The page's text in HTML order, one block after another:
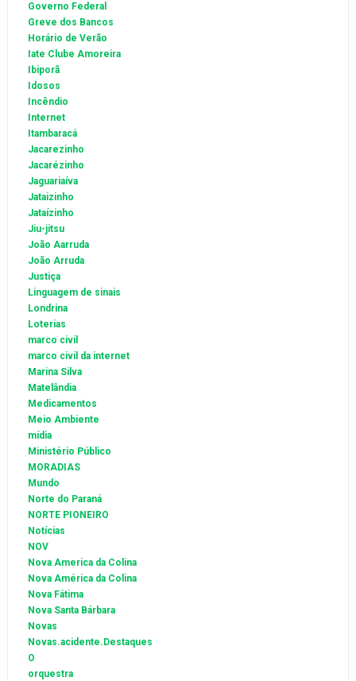
Governo Federal
Greve dos Bancos
Horário de Verão
Iate Clube Amoreira
Ibiporã
Idosos
Incêndio
Internet
Itambaracá
Jacarezinho
Jacarézinho
Jaguariaíva
Jataizinho
Jataízinho
Jiu-jitsu
João Aarruda
João Arruda
Justiça
Linguagem de sinais
Londrina
Loterias
marco civil
marco civil da internet
Marina Silva
Matelândia
Medicamentos
Meio Ambiente
mídia
Ministério Público
MORADIAS
Mundo
Norte do Paraná
NORTE PIONEIRO
Notícias
NOV
Nova America da Colina
Nova América da Colina
Nova Fátima
Nova Santa Bárbara
Novas
Novas.acidente.Destaques
O
orquestra